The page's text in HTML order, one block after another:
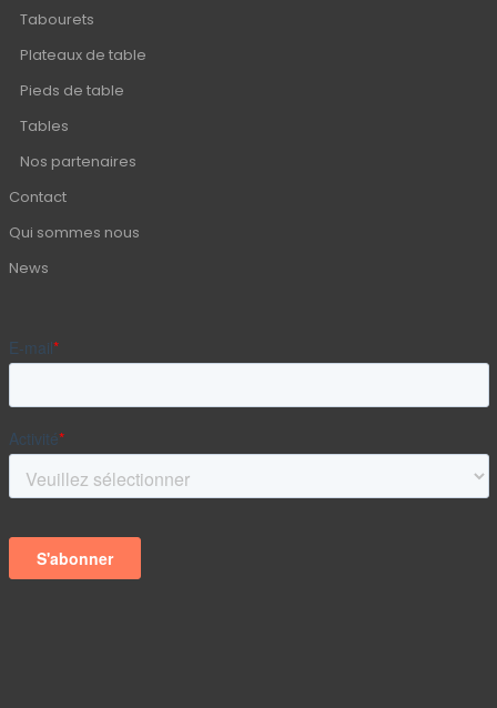
Tabourets
Plateaux de table
Pieds de table
Tables
Nos partenaires
Contact
Qui sommes nous
News